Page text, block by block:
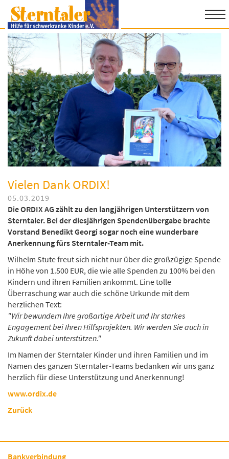
Ihre Hilfe
Unsere Hilfe
Über uns
Danke
Kontakt
Vielen Dank ORDIX!
05.03.2019
Die ORDIX AG zählt zu den langjährigen Unterstützern von
Sterntaler. Bei der diesjährigen Spendenübergabe brachte
Vorstand Benedikt Georgi sogar noch eine wunderbare
Anerkennung fürs Sterntaler-Team mit.
Wilhelm Stute freut sich nicht nur über die großzügige Spende
in Höhe von 1.500 EUR, die wie alle Spenden zu 100% bei den
Kindern und ihren Familien ankommt. Eine tolle
Überraschung war auch die schöne Urkunde mit dem
herzlichen Text:
"Wir bewundern Ihre großartige Arbeit und Ihr starkes
Engagement bei Ihren Hilfsprojekten. Wir werden Sie auch in
Zukunft dabei unterstützen."
Im Namen der Sterntaler Kinder und ihren Familien und im
Namen des ganzen Sterntaler-Teams bedanken wir uns ganz
herzlich für diese Unterstützung und Anerkennung!
www.ordix.de
Zurück
Bankverbindung